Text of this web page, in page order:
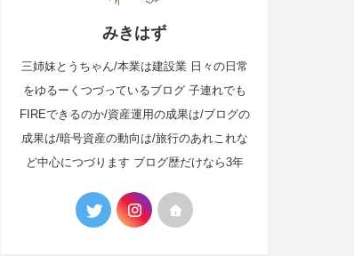
みきはず
三姉妹とうちゃん/本業は建設業 日々の日常
をゆるーくつづっているブログ 子連れでも
FIREできるのか/資産運用の成果は/ブログの
成果は/暗号資産の動向は/旅行のあれこれな
ど中心につづります ブログ歴だけなら3年